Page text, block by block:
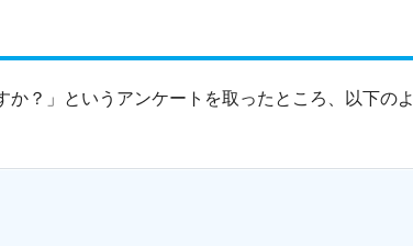
？」というアンケートを取ったところ、以下のよ